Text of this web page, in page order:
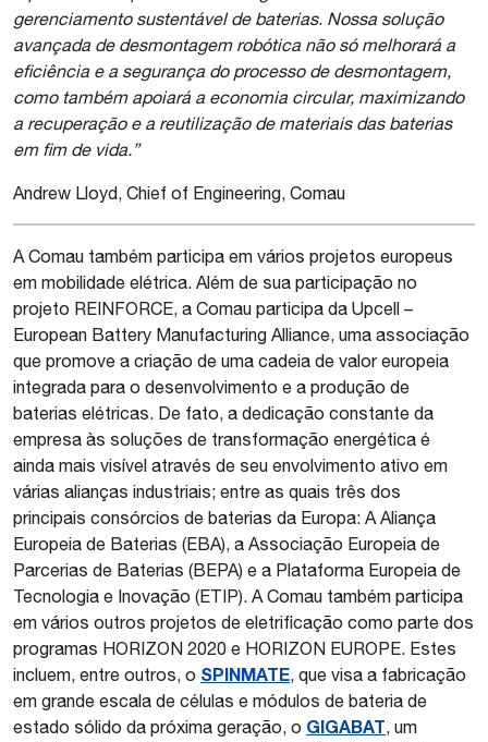
gerenciamento sustentável de baterias. Nossa solução
avançada de desmontagem robótica não só melhorará a
eficiência e a segurança do processo de desmontagem,
como também apoiará a economia circular, maximizando
a recuperação e a reutilização de materiais das baterias
em fim de vida.”
Andrew Lloyd, Chief of Engineering, Comau
A Comau também participa em vários projetos europeus
em mobilidade elétrica. Além de sua participação no
projeto REINFORCE, a Comau participa da Upcell –
European Battery Manufacturing Alliance, uma associação
que promove a criação de uma cadeia de valor europeia
integrada para o desenvolvimento e a produção de
baterias elétricas. De fato, a dedicação constante da
empresa às soluções de transformação energética é
ainda mais visível através de seu envolvimento ativo em
várias alianças industriais; entre as quais três dos
principais consórcios de baterias da Europa: A Aliança
Europeia de Baterias (EBA), a Associação Europeia de
Parcerias de Baterias (BEPA) e a Plataforma Europeia de
Tecnologia e Inovação (ETIP). A Comau também participa
em vários outros projetos de eletrificação como parte dos
programas HORIZON 2020 e HORIZON EUROPE. Estes
incluem, entre outros, o SPINMATE, que visa a fabricação
em grande escala de células e módulos de bateria de
estado sólido da próxima geração, o GIGABAT, um